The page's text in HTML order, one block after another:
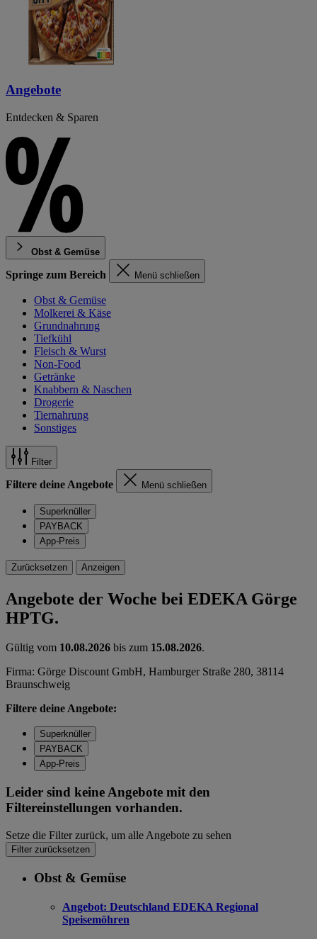
Angebote
Entdecken & Sparen
Obst & Gemüse
Springe zum Bereich Menü schließen
Obst & Gemüse
Molkerei & Käse
Grundnahrung
Tiefkühl
Fleisch & Wurst
Non-Food
Getränke
Knabbern & Naschen
Drogerie
Tiernahrung
Sonstiges
Filter
Filtere deine Angebote Menü schließen
Superknüller
PAYBACK
App-Preis
Zurücksetzen Anzeigen
Angebote der Woche bei EDEKA Görge
HPTG.
Gültig vom 10.08.2026 bis zum 15.08.2026.
Firma: Görge Discount GmbH, Hamburger Straße 280, 38114
Braunschweig
Filtere deine Angebote:
Superknüller
PAYBACK
App-Preis
Leider sind keine Angebote mit den
Filtereinstellungen vorhanden.
Setze die Filter zurück, um alle Angebote zu sehen
Filter zurücksetzen
Obst & Gemüse
Angebot: Deutschland EDEKA Regional
Speisemöhren